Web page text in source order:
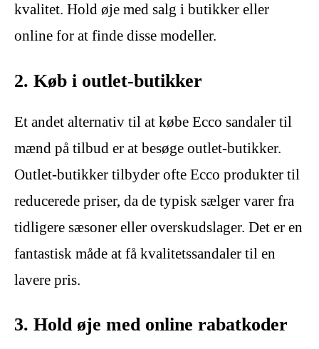
kvalitet. Hold øje med salg i butikker eller
online for at finde disse modeller.
2. Køb i outlet-butikker
Et andet alternativ til at købe Ecco sandaler til
mænd på tilbud er at besøge outlet-butikker.
Outlet-butikker tilbyder ofte Ecco produkter til
reducerede priser, da de typisk sælger varer fra
tidligere sæsoner eller overskudslager. Det er en
fantastisk måde at få kvalitetssandaler til en
lavere pris.
3. Hold øje med online rabatkoder